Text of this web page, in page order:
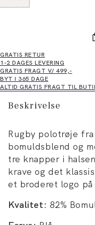
GRATIS RETUR
1-2 DAGES LEVERING
GRATIS FRAGT V/ 499,-
BYT I 365 DAGE
ALTID GRATIS FRAGT TIL
Beskrivelse
Rugby polotrøje
bomuldsblend og
tre knapper i
krave og det
et broderet logo på
Kvalitet: 82%